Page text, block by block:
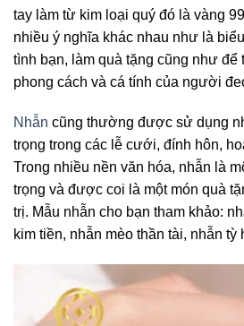
tay làm từ kim loại quý đó là vàng
nhiều ý nghĩa khác nhau như là
tình bạn, làm quà tặng cũng như để
phong cách và cá tính của người
Nhẫn cũng thường được sử dụng
trọng trong các lễ cưới, đính hôn,
Trong nhiều nền văn hóa, nhẫn là
trọng và được coi là một món quà
trị. Mẫu nhẫn cho bạn tham khảo:
kim tiền, nhẫn mèo thần tài, nhẫn